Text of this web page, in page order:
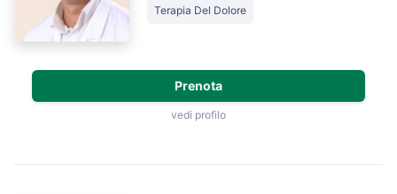
Terapia Del Dolore
Prenota
vedi profilo